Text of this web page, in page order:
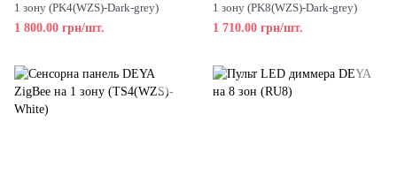
1 зону (PK4(WZS)-Dark-grey)
1 800.00 грн/шт.
1 зону (PK8(WZS)-Dark-grey)
1 710.00 грн/шт.